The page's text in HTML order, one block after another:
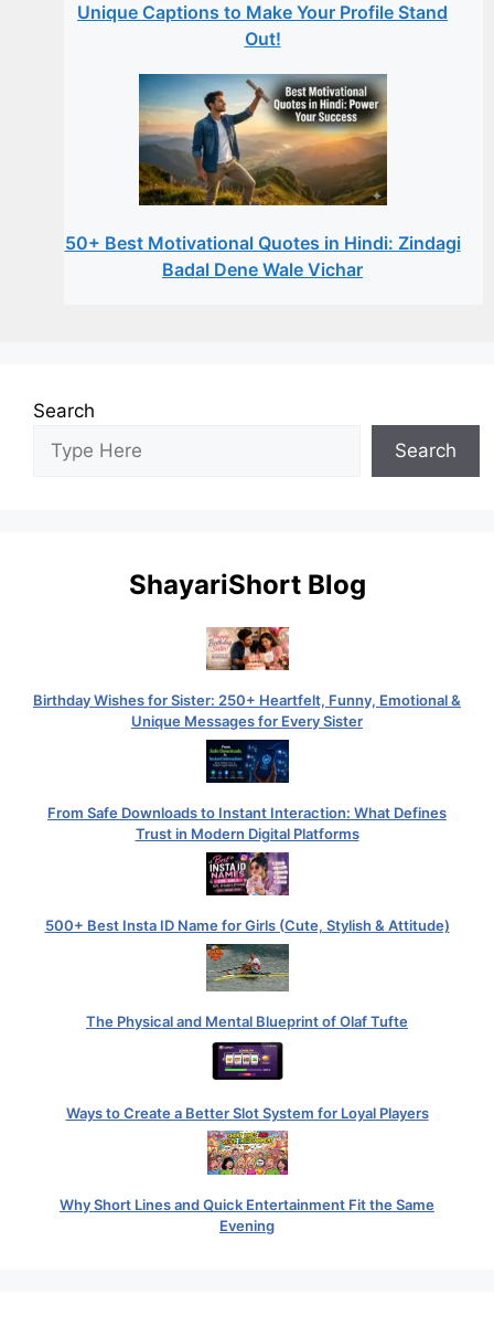
Unique Captions to Make Your Profile Stand
Out!
50+ Best Motivational Quotes in Hindi: Zindagi
Badal Dene Wale Vichar
Search
Search
ShayariShort Blog
Birthday Wishes for Sister: 250+ Heartfelt, Funny, Emotional &
Unique Messages for Every Sister
From Safe Downloads to Instant Interaction: What Defines
Trust in Modern Digital Platforms
500+ Best Insta ID Name for Girls (Cute, Stylish & Attitude)
The Physical and Mental Blueprint of Olaf Tufte
Ways to Create a Better Slot System for Loyal Players
Why Short Lines and Quick Entertainment Fit the Same
Evening